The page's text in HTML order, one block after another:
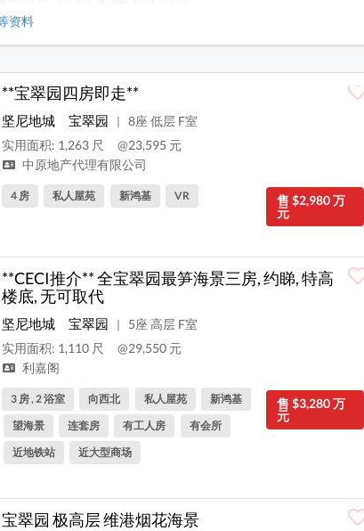
资料
**宝翠园四房即走**
坚尼地城 宝翠园 |
8座 低层 F室
实用面积: 1,263 尺
@23,595 元
中原地产代理有限公司
售 $2,980 万
元
4 房 私人屋苑 新鸿基 VR
**CECI推介** 全宝翠园最笋海景三房, 约睇, 特高
楼底, 无可取代
坚尼地城 宝翠园 |
5座 高层 F室
实用面积: 1,110 尺
@29,550 元
利嘉阁
售 $3,280 万
元
3 房 , 2 浴室 向西北 私人屋苑
新鸿基
望海景
连套房 有工人房
有会所
近地铁站
近大型商场
宝翠园 极高层 维港烟花海景